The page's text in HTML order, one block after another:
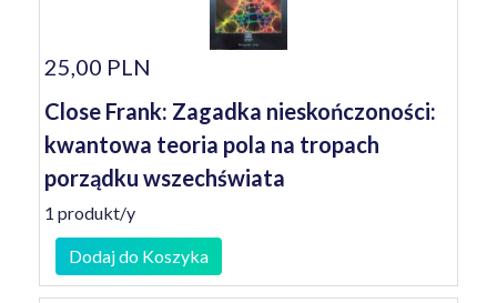
25,00 PLN
Close Frank: Zagadka nieskończoności:
kwantowa teoria pola na tropach
porządku wszechświata
1 produkt/y
Dodaj do Koszyka